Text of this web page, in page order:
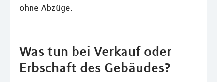
ohne Abzüge.
Was tun bei Verkauf oder
Erbschaft des Gebäudes?